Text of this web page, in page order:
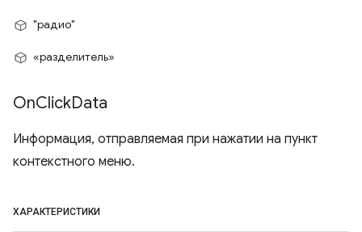
"радио"
«разделитель»
OnClickData
Информация, отправляемая при нажатии на пункт
контекстного меню.
ХАРАКТЕРИСТИКИ